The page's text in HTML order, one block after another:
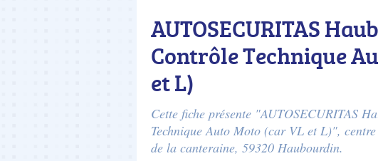
AUTOSECURITAS
Contrôle Technique
et L)
Cette fiche présente "AUTOSECURITAS
Technique Auto Moto (car VL et L)",
de la canteraine, 59320 Haubourdin.